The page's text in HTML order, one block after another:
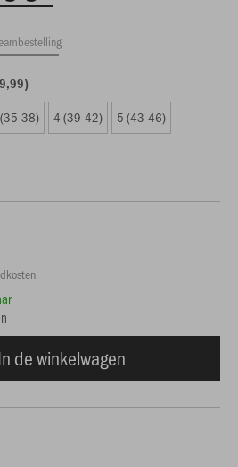
38) 4 (39-42) 5 (43-46)
de winkelwagen